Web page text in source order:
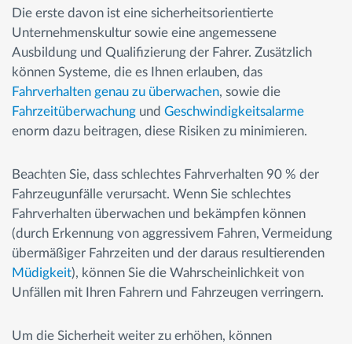
Die erste davon ist eine sicherheitsorientierte
Unternehmenskultur sowie eine angemessene
Ausbildung und Qualifizierung der Fahrer. Zusätzlich
können Systeme, die es Ihnen erlauben, das
Fahrverhalten genau zu überwachen, sowie die
Fahrzeitüberwachung und Geschwindigkeitsalarme
enorm dazu beitragen, diese Risiken zu minimieren.
Beachten Sie, dass schlechtes Fahrverhalten 90 % der
Fahrzeugunfälle verursacht. Wenn Sie schlechtes
Fahrverhalten überwachen und bekämpfen können
(durch Erkennung von aggressivem Fahren, Vermeidung
übermäßiger Fahrzeiten und der daraus resultierenden
Müdigkeit), können Sie die Wahrscheinlichkeit von
Unfällen mit Ihren Fahrern und Fahrzeugen verringern.
Um die Sicherheit weiter zu erhöhen, können